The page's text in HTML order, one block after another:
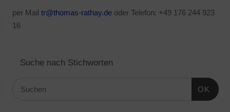
per Mail tr@thomas-rathay.deoder Telefon: +49 176 244 923
16
Suche nach Stichworten
OK